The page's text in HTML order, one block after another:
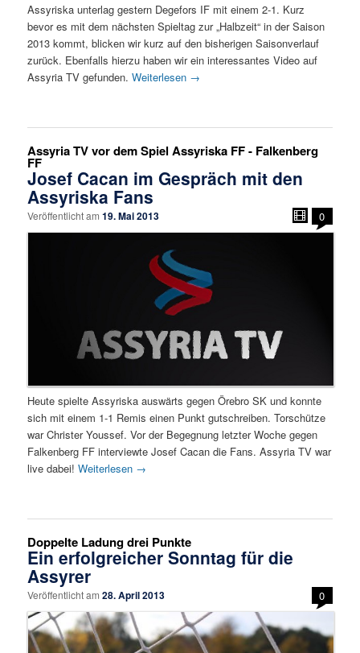
Assyriska unterlag gestern Degefors IF mit einem 2-1. Kurz
bevor es mit dem nächsten Spieltag zur „Halbzeit“ in der Saison
2013 kommt, blicken wir kurz auf den bisherigen Saisonverlauf
zurück. Ebenfalls hierzu haben wir ein interessantes Video auf
Assyria TV gefunden.Weiterlesen →
Assyria TV vor dem Spiel Assyriska FF - Falkenberg
FF
Josef Cacan im Gespräch mit den
Assyriska Fans
Veröffentlicht am19. Mai 2013 0
Heute spielte Assyriska auswärts gegen Örebro SK und konnte
sich mit einem 1-1 Remis einen Punkt gutschreiben. Torschütze
war Christer Youssef. Vor der Begegnung letzter Woche gegen
Falkenberg FF interviewte Josef Cacan die Fans. Assyria TV war
live dabei!Weiterlesen →
Doppelte Ladung drei Punkte
Ein erfolgreicher Sonntag für die
Assyrer
Veröffentlicht am28. April 2013 0